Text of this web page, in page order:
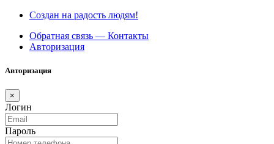
Создан на радость людям!
Обратная связь — Контакты
Авторизация
Авторизация
×
Логин
Пароль